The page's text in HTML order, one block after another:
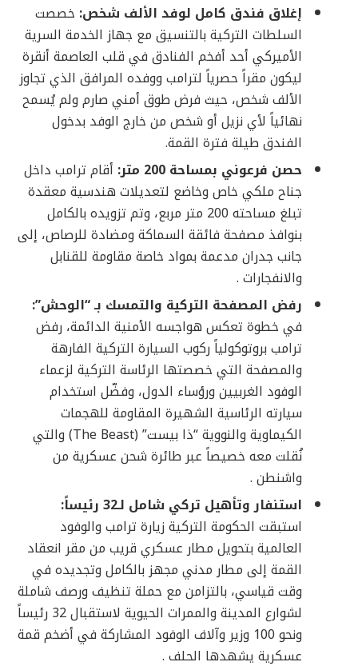
إغلاق فندق كامل لوفد الألف شخص: خصصت
السلطات التركية بالتنسيق مع جهاز الخدمة السرية
الأميركي أحد أفخم الفنادق في قلب العاصمة أنقرة
ليكون مقراً حصرياً لترامب ووفده المرافق الذي تجاوز
الألف شخص، حيث فرض طوق أمني صارم ولم يُسمح
نهائياً لأي نزيل أو شخص من خارج الوفد بدخول
الفندق طيلة فترة القمة.
حصن فرعوني بمساحة 200 متر:
أقام ترامب داخل
جناح ملكي خاص وخاضع لتعديلات هندسية معقدة
تبلغ مساحته 200 متر مربع، وتم تزويده بالكامل
بنوافذ مصفحة فائقة السماكة ومضادة للرصاص، إلى
جانب جدران مدعمة بمواد خاصة مقاومة للقنابل
والانفجارات .
رفض المصفحة التركية والتمسك بـ “الوحش”:
في خطوة تعكس هواجسه الأمنية الدائمة، رفض
ترامب بروتوكولياً ركوب السيارة التركية الفارهة
والمصفحة التي خصصتها الرئاسة التركية لزعماء
الوفود الغربيين ورؤساء الدول، وفضّل استخدام
سيارته الرئاسية الشهيرة المقاومة للهجمات
الكيماوية والنووية “ذا بيست” (The Beast) والتي
نُقلت معه خصيصاً عبر طائرة شحن عسكرية من
واشنطن .
استنفار وتأهيل تركي شامل لـ32 رئيساً:
استبقت الحكومة التركية زيارة ترامب والوفود
العالمية بتحويل مطار عسكري قريب من مقر انعقاد
القمة إلى مطار مدني مجهز بالكامل وتجديده في
وقت قياسي، بالتزامن مع حملة تنظيف ورصف شاملة
لشوارع المدينة والممرات الحيوية لاستقبال 32 رئيساً
ونحو 100 وزير وآلاف الوفود المشاركة في أضخم قمة
عسكرية يشهدها الحلف .